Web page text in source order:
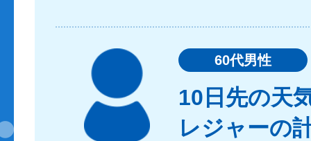
60代男性
10日先の天
レジャーの